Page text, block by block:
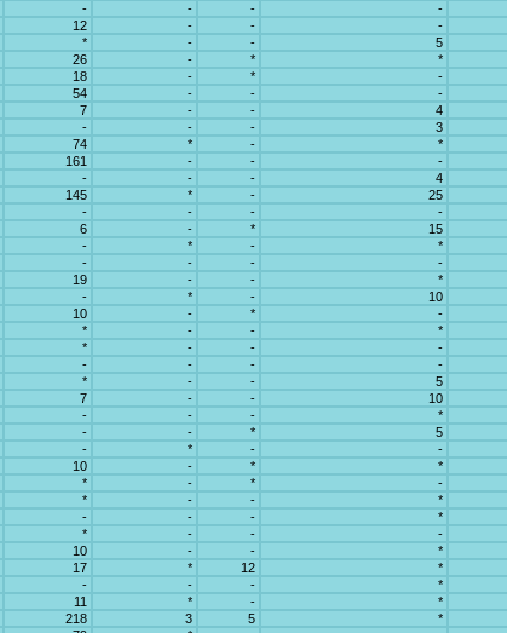
- - - -
12 - - -
* - - 5
26 - * *
18 - * -
54 - - -
7 - - 4
- - - 3
74 * - *
161 - - -
- - - 4
145 * - 25
- - - -
6 - * 15
- * - *
- - - -
19 - - *
- * - 10
10 - * -
* - - *
* - - -
- - - -
* - - 5
7 - - 10
- - - *
- - * 5
- * - -
10 - * *
* - * -
* - - *
- - - *
* - - -
10 - - *
17 * 12 *
- - - *
11 * - *
218 3 5 *